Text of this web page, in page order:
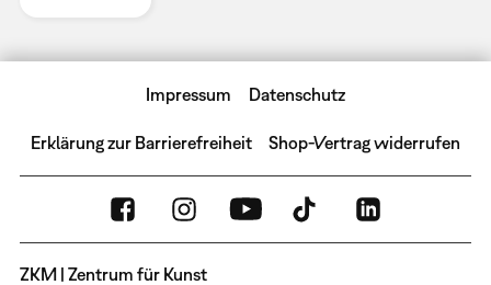
Impressum Datenschutz
Erklärung zur Barrierefreiheit Shop-Vertrag widerrufen
ZKM | Zentrum für Kunst